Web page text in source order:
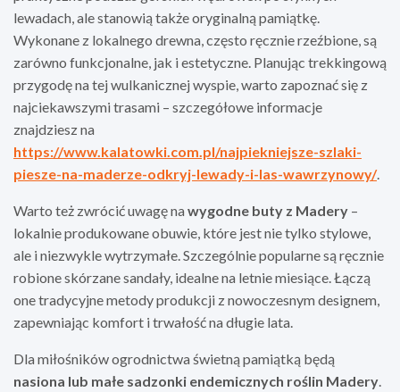
lewadach, ale stanowią także oryginalną pamiątkę.
Wykonane z lokalnego drewna, często ręcznie rzeźbione, są
zarówno funkcjonalne, jak i estetyczne. Planując trekkingową
przygodę na tej wulkanicznej wyspie, warto zapoznać się z
najciekawszymi trasami – szczegółowe informacje
znajdziesz na
https://www.kalatowki.com.pl/najpiekniejsze-szlaki-
piesze-na-maderze-odkryj-lewady-i-las-wawrzynowy/.
Warto też zwrócić uwagę nawygodne buty z Madery –
lokalnie produkowane obuwie, które jest nie tylko stylowe,
ale i niezwykle wytrzymałe. Szczególnie popularne są ręcznie
robione skórzane sandały, idealne na letnie miesiące. Łączą
one tradycyjne metody produkcji z nowoczesnym designem,
zapewniając komfort i trwałość na długie lata.
Dla miłośników ogrodnictwa świetną pamiątką będą
nasiona lub małe sadzonki endemicznych roślin Madery